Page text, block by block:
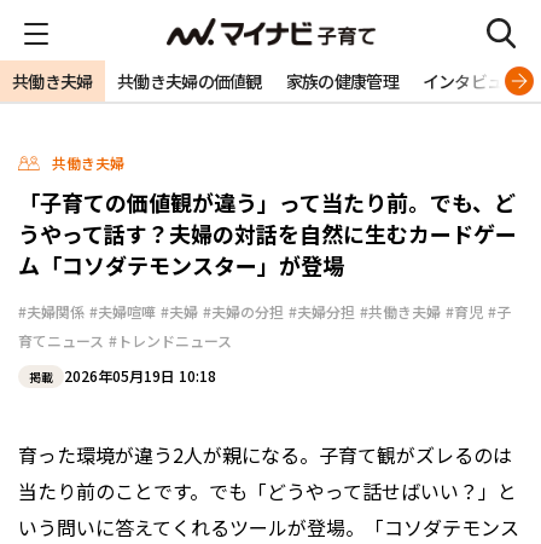
共働き夫婦 共働き夫婦の価値観 家族の健康管理 インタビュー
共働き夫婦
「子育ての価値観が違う」って当たり前。でも、ど
うやって話す？夫婦の対話を自然に生むカードゲー
ム「コソダテモンスター」が登場
#夫婦関係 #夫婦喧嘩 #夫婦 #夫婦の分担 #夫婦分担 #共働き夫婦 #育児 #子
育てニュース #トレンドニュース
掲載 2026年05月19日 10:18
育った環境が違う2人が親になる。子育て観がズレるのは
当たり前のことです。でも「どうやって話せばいい？」と
いう問いに答えてくれるツールが登場。「コソダテモンス